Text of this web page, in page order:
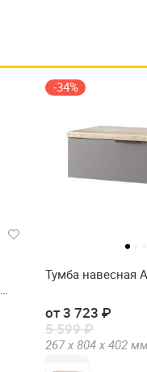
-34%
Тумба навесная
от 3 723 ₽
5 599 ₽
267 х 804 х 402 мм